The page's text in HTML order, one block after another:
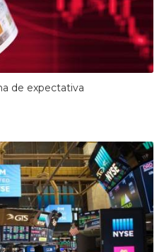
de expectativa